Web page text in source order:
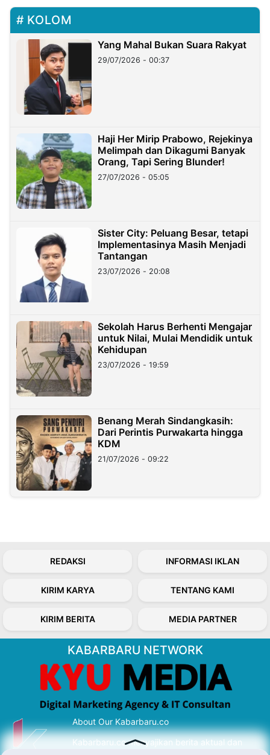
KOLOM
Yang Mahal Bukan Suara Rakyat
29/07/2026 - 00:37
Haji Her Mirip Prabowo, Rejekinya
Melimpah dan Dikagumi Banyak
Orang, Tapi Sering Blunder!
27/07/2026 - 05:05
Sister City: Peluang Besar, tetapi
Implementasinya Masih Menjadi
Tantangan
23/07/2026 - 20:08
Sekolah Harus Berhenti Mengajar
untuk Nilai, Mulai Mendidik untuk
Kehidupan
23/07/2026 - 19:59
Benang Merah Sindangkasih:
Dari Perintis Purwakarta hingga
KDM
21/07/2026 - 09:22
REDAKSI INFORMASI IKLAN
KIRIM KARYA TENTANG KAMI
KIRIM BERITA MEDIA PARTNER
KABARBARU NETWORK
About Our Kabarbaru.co
Kabarbaru.co menyajikan berita aktual dan